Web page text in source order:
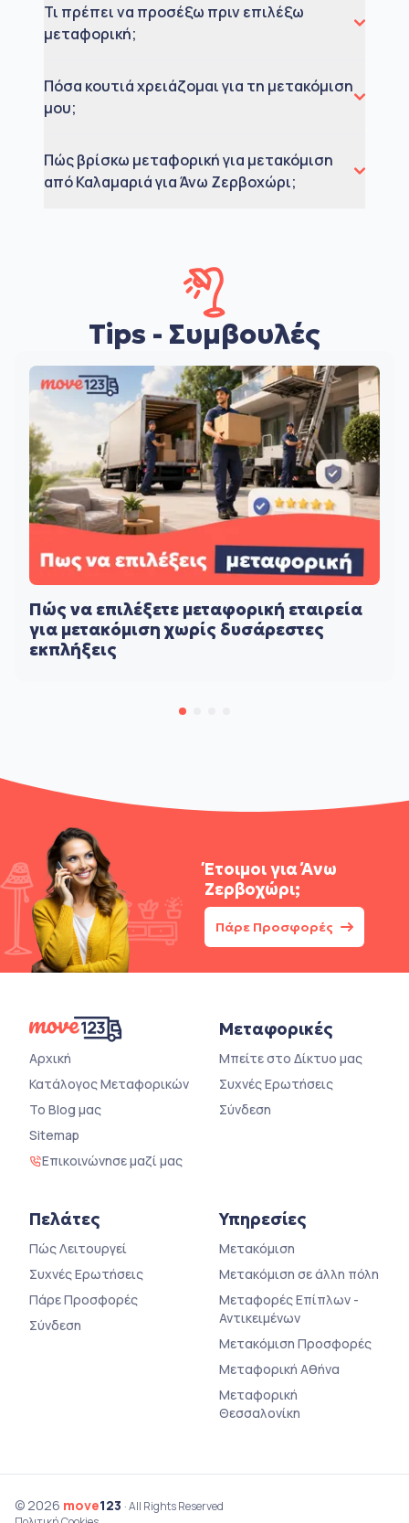
Τι πρέπει να προσέξω πριν επιλέξω
μεταφορική;
Πόσα κουτιά χρειάζομαι για τη μετακόμιση
μου;
Πώς βρίσκω μεταφορική για μετακόμιση
από Καλαμαριά για Άνω Ζερβοχώρι;
Tips - Συμβουλές
Πώς να επιλέξετε μεταφορική εταιρεία
για μετακόμιση χωρίς δυσάρεστες
εκπλήξεις
Έτοιμοι γιαΆνω
Ζερβοχώρι;
Πάρε Προσφορές
Αρχική
Κατάλογος Μεταφορικών
Το Blog μας
Sitemap
Επικοινώνησε μαζί μας
Μεταφορικές
Μπείτε στο Δίκτυο μας
Συχνές Ερωτήσεις
Σύνδεση
Πελάτες
Πώς Λειτουργεί
Συχνές Ερωτήσεις
Πάρε Προσφορές
Σύνδεση
Υπηρεσίες
Μετακόμιση
Μετακόμιση σε άλλη πόλη
Μεταφορές Επίπλων -
Αντικειμένων
Μετακόμιση Προσφορές
Μεταφορική Αθήνα
Μεταφορική
Θεσσαλονίκη
© 2026 move123 · All Rights Reserved